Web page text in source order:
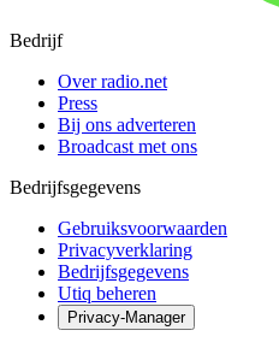
Bedrijf
Over radio.net
Press
Bij ons adverteren
Broadcast met ons
Bedrijfsgegevens
Gebruiksvoorwaarden
Privacyverklaring
Bedrijfsgegevens
Utiq beheren
Privacy-Manager